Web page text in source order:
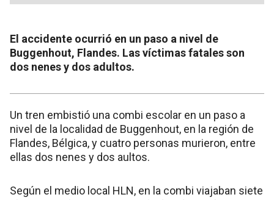
El accidente ocurrió en un paso a nivel de
Buggenhout, Flandes. Las víctimas fatales son
dos nenes y dos adultos.
Un tren embistió una combi escolar en un paso a
nivel de la localidad de Buggenhout, en la región de
Flandes, Bélgica, y cuatro personas murieron, entre
ellas dos nenes y dos aultos.
Según el medio local HLN, en la combi viajaban siete